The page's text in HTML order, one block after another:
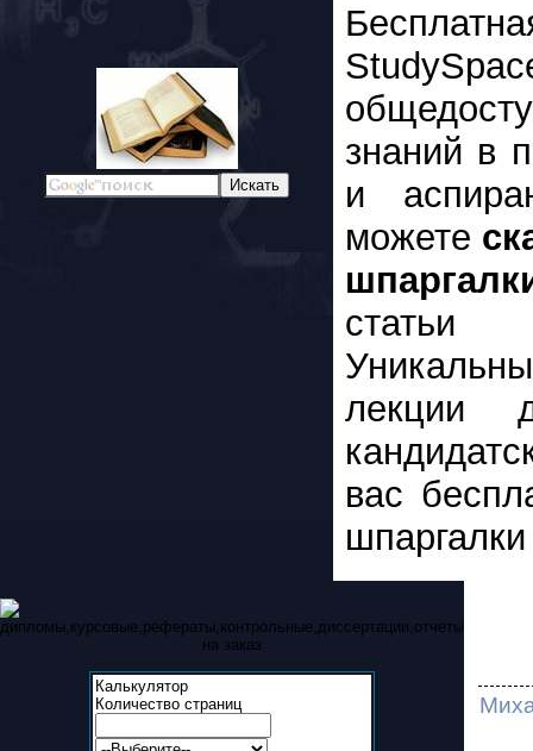
знаний в
и
можете
лекции
вас
Калькулятор
Количество страниц